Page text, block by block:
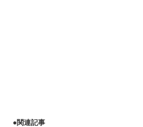
●関連記事